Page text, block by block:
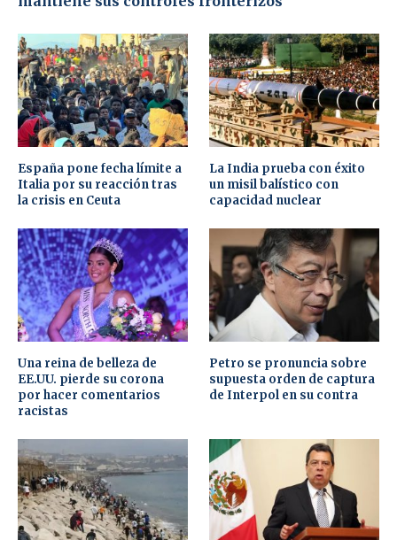
España pone fecha límite a
Italia por su reacción tras
la crisis en Ceuta
La India prueba con éxito
un misil balístico con
capacidad nuclear
Una reina de belleza de
EE.UU. pierde su corona
por hacer comentarios
racistas
Petro se pronuncia sobre
supuesta orden de captura
de Interpol en su contra